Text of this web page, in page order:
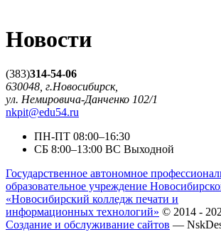
Новости
(383)314-54-06
630048, г.Новосибирск,
ул. Немировича-Данченко 102/1
nkpit@edu54.ru
ПН-ПТ 08:00–16:30
CБ 8:00–13:00 ВС Выходной
Государственное автономное
образовательное учреждение
«Новосибирский колледж печати и
информационных технологий» © 2014 -
Создание и обслуживание сайтов —